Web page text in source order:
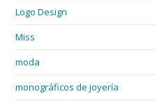
Logo Design
Miss
moda
monográficos de joyería